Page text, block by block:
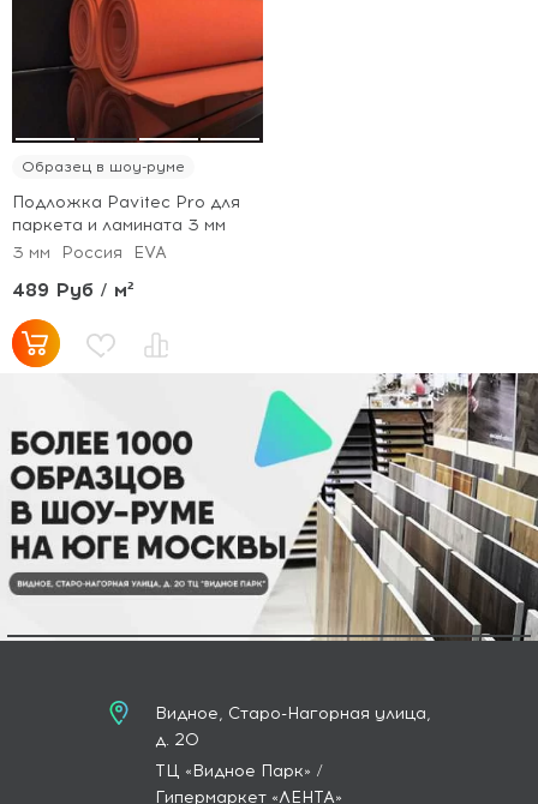
Образец в шоу-руме
Подложка Pavitec Pro для
паркета и ламината 3 мм
3 мм
Россия EVA
489 Руб / м²
Видное, Старо-Нагорная улица,
д. 20
ТЦ «Видное Парк» /
Гипермаркет «ЛЕНТА»